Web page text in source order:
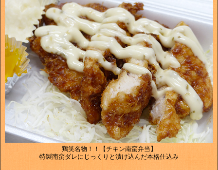
鶏笑名物！！【チキン南蛮弁当】
特製南蛮ダレにじっくりと漬け込んだ本格仕込み